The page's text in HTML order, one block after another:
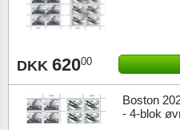
DKK 62000
Boston
- 4-blok